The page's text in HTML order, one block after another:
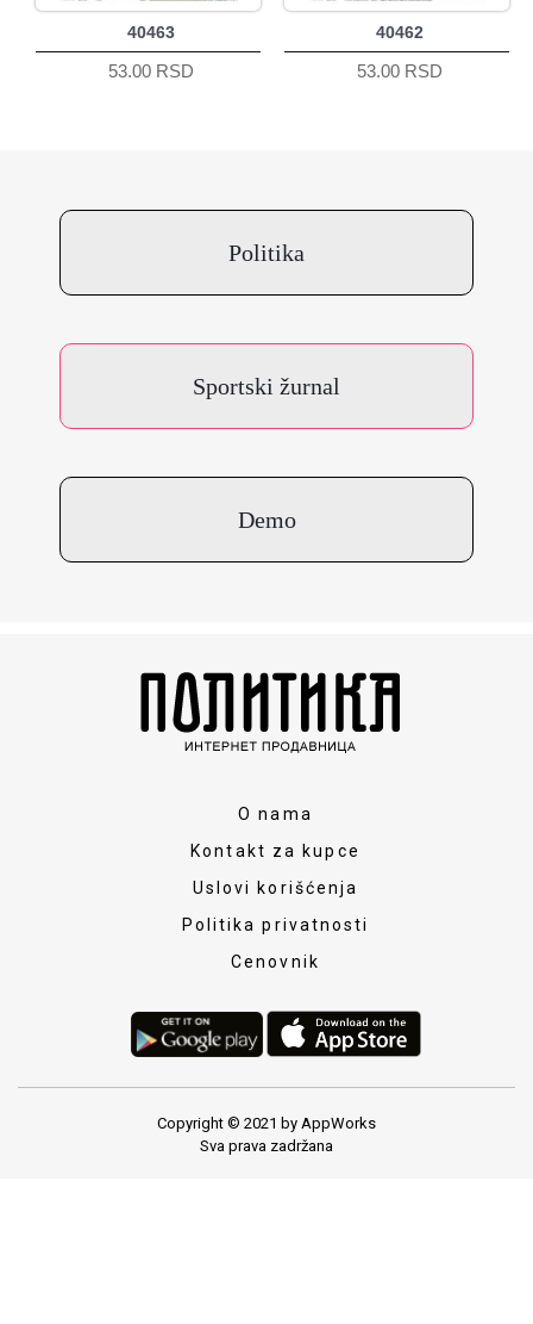
40463
53.00 RSD
40462
53.00 RSD
Politika
Sportski žurnal
Demo
O nama
Kontakt za kupce
Uslovi korišćenja
Politika privatnosti
Cenovnik
Copyright © 2021 by AppWorks
Sva prava zadržana